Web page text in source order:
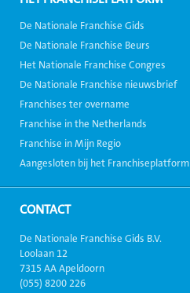
De Nationale Franchise Gids
De Nationale Franchise Beurs
Het Nationale Franchise Congres
De Nationale Franchise nieuwsbrief
Franchises ter overname
Franchise in the Netherlands
Franchise in Mijn Regio
Aangesloten bij het Franchiseplatform
CONTACT
De Nationale Franchise Gids B.V.
Loolaan 12
7315 AA Apeldoorn
(055) 8200 226